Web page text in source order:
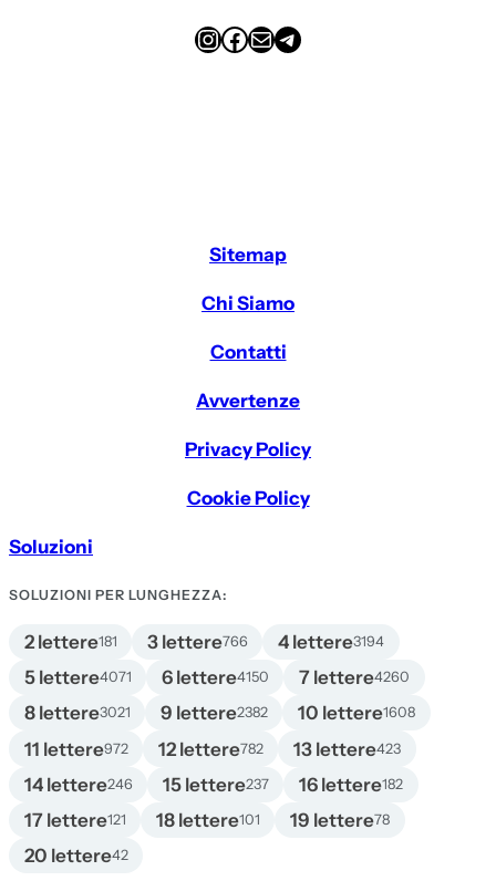
InstagramFacebook Email Telegram
Sitemap
Chi Siamo
Contatti
Avvertenze
Privacy Policy
Cookie Policy
Soluzioni
SOLUZIONI PER LUNGHEZZA:
2 lettere181 3 lettere766 4 lettere3194
5 lettere4071 6 lettere4150 7 lettere4260
8 lettere3021 9 lettere2382 10 lettere1608
11 lettere972 12 lettere782 13 lettere423
14 lettere246 15 lettere237 16 lettere182
17 lettere121 18 lettere101 19 lettere78
20 lettere42